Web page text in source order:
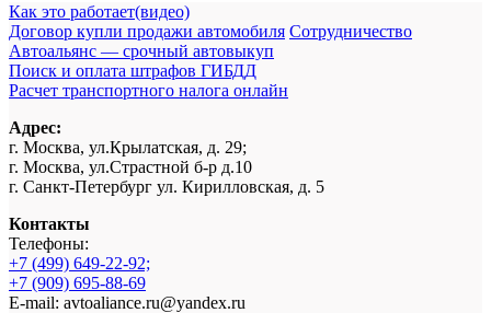
Как это работает(видео)
Договор купли продажи автомобиля Сотрудничество
Автоальянс — срочный автовыкуп
Поиск и оплата штрафов ГИБДД
Расчет транспортного налога онлайн
Адрес:
г. Москва, ул.Крылатская, д. 29;
г. Москва, ул.Страстной б-р д.10
г. Санкт-Петербург ул. Кирилловская, д. 5
Контакты
Телефоны:
+7 (499) 649-22-92;
+7 (909) 695-88-69
E-mail: avtoaliance.ru@yandex.ru